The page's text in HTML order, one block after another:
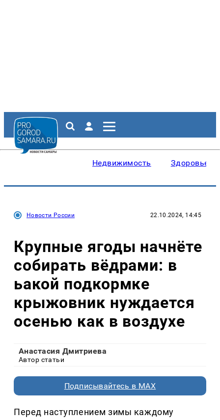
Недвижимость Здоровье
Новости России 22.10.2024, 14:45
Крупные ягоды начнёте
собирать вёдрами: в
ьакой подкормке
крыжовник нуждается
осенью как в воздухе
Анастасия Дмитриева
Автор статьи
Подписывайтесь в MAX
Перед наступлением зимы каждому